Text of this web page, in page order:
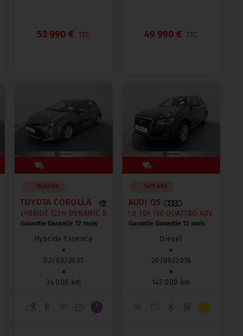
53 990 € TTC 49 990 € TTC
Hybride
TOYOTA COROLLA
HYBRIDE 122H DYNAMIC BUSINESS
Garantie Garantie 12 mois
Hybride Essence
●
02/03/2021
●
34 000 km
SUV 4X4
AUDI Q5
2.0 TDI 190 QUATTRO ADVANCED
Garantie Garantie 12 mois
Diesel
●
20/09/2016
●
145 000 km